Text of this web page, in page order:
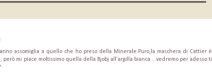
assomiglia a quello che ho preso della Minerale Puro,la maschera di Cattier è
però mi piace moltissimo quella della Bjobj all'argilla bianca....vedremo per adesso ti